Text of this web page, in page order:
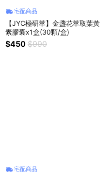
宅配商品
【JYC極研萃】金盞花萃取葉黃
素膠囊x1盒(30顆/盒)
$450 $990
宅配商品